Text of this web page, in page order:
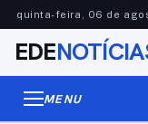
quinta-feira, 06 de
EDE
MENU